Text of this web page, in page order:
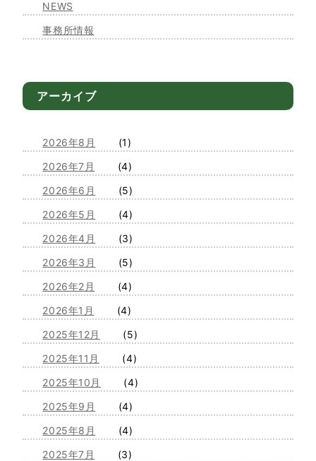
NEWS
事務所情報
アーカイブ
2026年8月
(1)
2026年7月
(4)
2026年6月
(5)
2026年5月
(4)
2026年4月
(3)
2026年3月
(5)
2026年2月
(4)
2026年1月
(4)
2025年12月
(5)
2025年11月
(4)
2025年10月
(4)
2025年9月
(4)
2025年8月
(4)
2025年7月
(3)